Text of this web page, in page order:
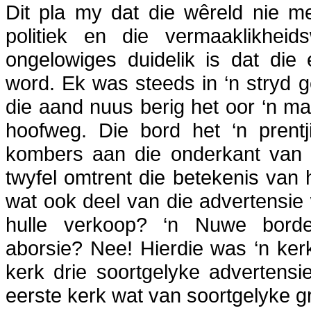
Dit pla my dat die wêreld nie
politiek en die
ongelowiges duidelik is dat die
word. Ek was steeds in ‘n stryd
die aand nuus berig het oor ‘n
hoofweg. Die bord het ‘n
kombers aan die onderkant
twyfel omtrent die betekenis van
wat ook deel van die
hulle verkoop? ‘n Nuwe
aborsie? Nee! Hierdie was ‘n
kerk drie soortgelyke
eerste kerk wat van soortgelyke